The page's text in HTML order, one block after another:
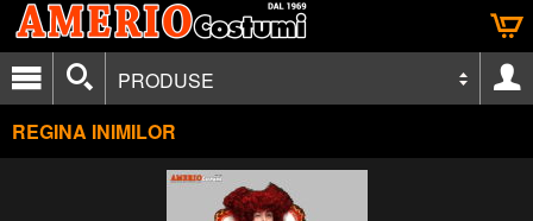
PRODUSE
REGINA INIMILOR